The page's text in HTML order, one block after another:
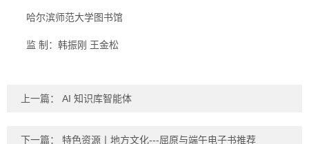
哈尔滨师范大学图书馆
监 制：韩振刚 王金松
上一篇： AI 知识库智能体
下一篇： 特色资源丨地方文化---屈原与端午电子书推荐